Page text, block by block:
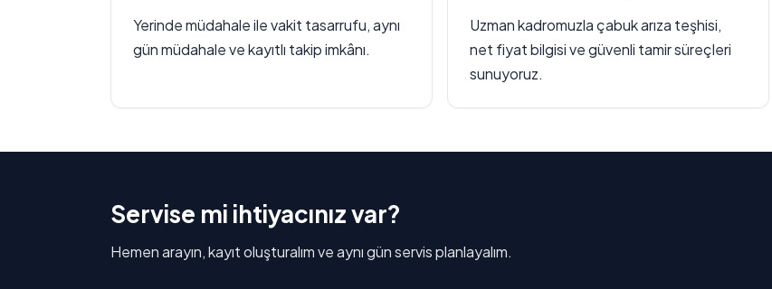
Yerinde müdahale ile vakit tasarrufu, aynı
gün müdahale ve kayıtlı takip imkânı.
Uzman kadromuzla çabuk arıza teşhisi,
net fiyat bilgisi ve güvenli tamir süreçleri
sunuyoruz.
Servise mi ihtiyacınız var?
Hemen arayın, kayıt oluşturalım ve aynı gün servis planlayalım.